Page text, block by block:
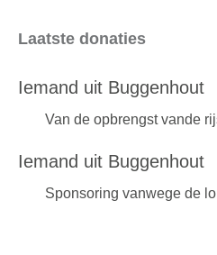
Laatste donaties
Iemand uit Buggenhout
Van de opbrengst vande
Iemand uit Buggenhout
Sponsoring vanwege de